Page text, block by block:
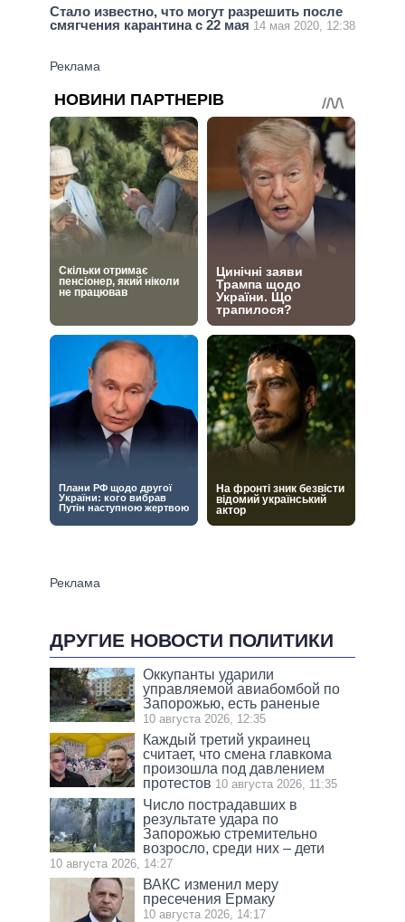
Стало известно, что могут разрешить после
смягчения карантина с 22 мая 14 мая 2020, 12:38
ДРУГИЕ НОВОСТИ ПОЛИТИКИ
Оккупанты ударили
управляемой авиабомбой по
Запорожью, есть раненые
10 августа 2026, 12:35
Каждый третий украинец
считает, что смена главкома
произошла под давлением
протестов 10 августа 2026, 11:35
Число пострадавших в
результате удара по
Запорожью стремительно
возросло, среди них – дети
10 августа 2026, 14:27
ВАКС изменил меру
пресечения Ермаку
10 августа 2026, 14:17